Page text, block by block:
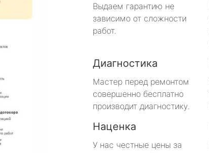
Выдаем гарантию не
зависимо от сложности
работ.
Диагностика
Мастер перед ремонтом
совершенно бесплатно
производит диагностику.
Наценка
У нас честные цены за